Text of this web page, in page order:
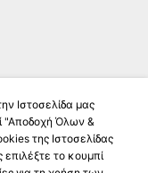
Ιστοσελίδα μας
"Αποδοχή Όλων &
της Ιστοσελίδας
επιλέξτε το κουμπί